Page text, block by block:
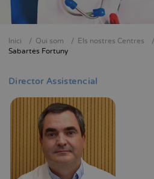
Fil
Inici Qui som Els nostres Centres
Sabartés Fortuny
Director Assistencial